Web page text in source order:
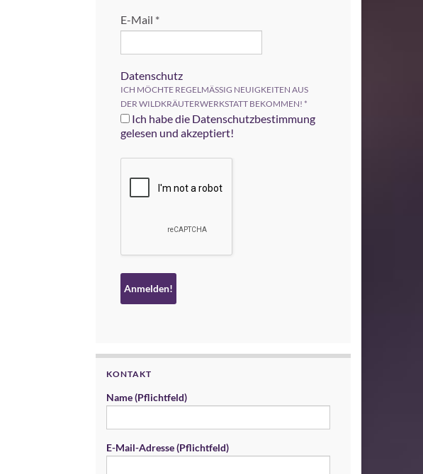
E-Mail *
Datenschutz
ICH MÖCHTE REGELMÄSSIG NEUIGKEITEN AUS
DER WILDKRÄUTERWERKSTATT BEKOMMEN! *
Ich habe die Datenschutzbestimmung
gelesen und akzeptiert!
KONTAKT
Name (Pflichtfeld)
E-Mail-Adresse (Pflichtfeld)